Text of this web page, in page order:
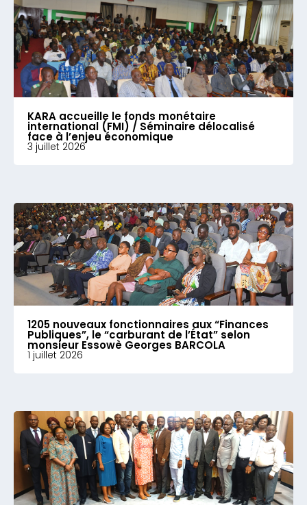
KARA accueille le fonds monétaire
international (FMI) / Séminaire délocalisé
face à l’enjeu économique
3 juillet 2026
1205 nouveaux fonctionnaires aux “Finances
Publiques”, le “carburant de l’État” selon
monsieur Essowè Georges BARCOLA
1 juillet 2026